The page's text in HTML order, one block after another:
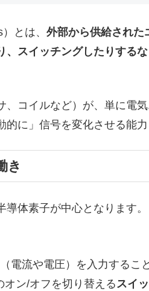
とは、 外部から供給された
、スイッチングしたりする
コイルなど）が、単に電
に」信号を変化させる能力
き
体素子が中心となります。
電流や電圧）を入力するこ
オン/オフを切り替えるスイ